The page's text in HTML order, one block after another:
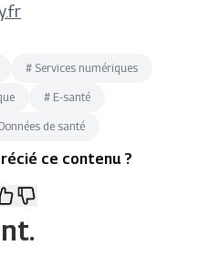
# Services numériques
# E-santé
Données de santé
ce contenu ?